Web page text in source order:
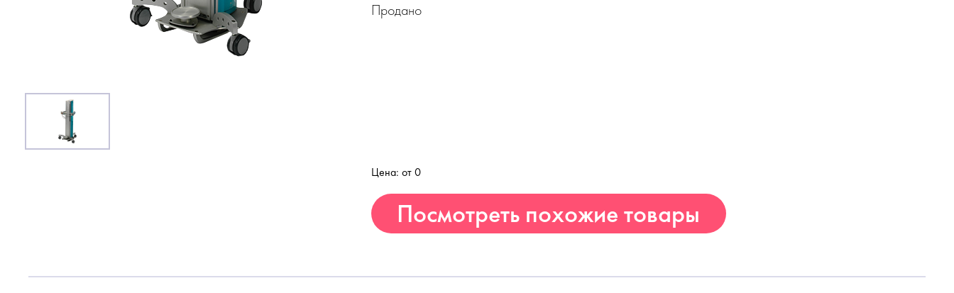
Продано
Цена: от 0
Посмотреть похожие товары